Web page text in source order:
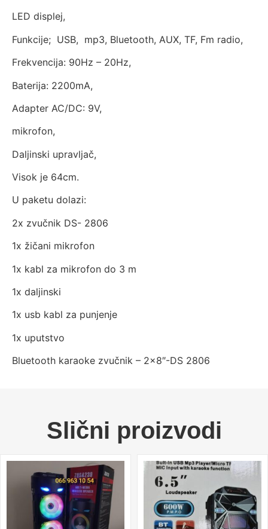
LED displej,
Funkcije; USB, mp3, Bluetooth, AUX, TF, Fm radio,
Frekvencija: 90Hz – 20Hz,
Baterija: 2200mA,
Adapter AC/DC: 9V,
mikrofon,
Daljinski upravljač,
Visok je 64cm.
U paketu dolazi:
2x zvučnik DS- 2806
1x žičani mikrofon
1x kabl za mikrofon do 3 m
1x daljinski
1x usb kabl za punjenje
1x uputstvo
Bluetooth karaoke zvučnik – 2×8″-DS 2806
Slični proizvodi